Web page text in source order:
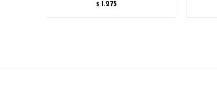
$ 1.275